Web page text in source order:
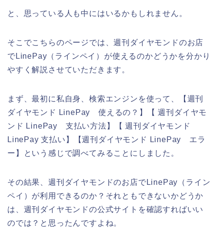
と、思っている人も中にはいるかもしれません。
そこでこちらのページでは、週刊ダイヤモンドのお店
でLinePay（ラインペイ）が使えるのかどうかを分かり
やすく解説させていただきます。
まず、最初に私自身、検索エンジンを使って、【週刊
ダイヤモンド LinePay 使えるの？】【 週刊ダイヤモ
ンド LinePay 支払い方法】【 週刊ダイヤモンド
LinePay 支払い】【週刊ダイヤモンド LinePay エラ
ー】という感じで調べてみることにしました。
その結果、週刊ダイヤモンドのお店でLinePay（ライン
ペイ）が利用できるのか？それともできないかどうか
は、週刊ダイヤモンドの公式サイトを確認すればいい
のでは？と思ったんですよね。